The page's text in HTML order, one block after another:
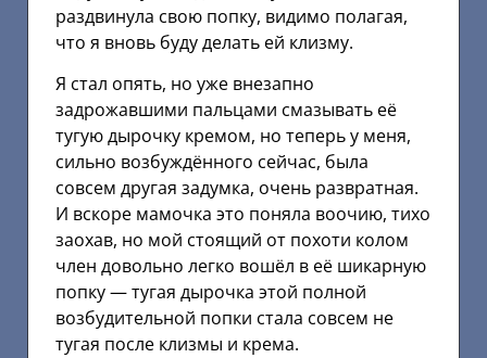
раздвинула свою попку, видимо полагая,
что я вновь буду делать ей клизму.
Я стал опять, но уже внезапно
задрожавшими пальцами смазывать её
тугую дырочку кремом, но теперь у меня,
сильно возбуждённого сейчас, была
совсем другая задумка, очень развратная.
И вскоре мамочка это поняла воочию, тихо
заохав, но мой стоящий от похоти колом
член довольно легко вошёл в её шикарную
попку — тугая дырочка этой полной
возбудительной попки стала совсем не
тугая после клизмы и крема.